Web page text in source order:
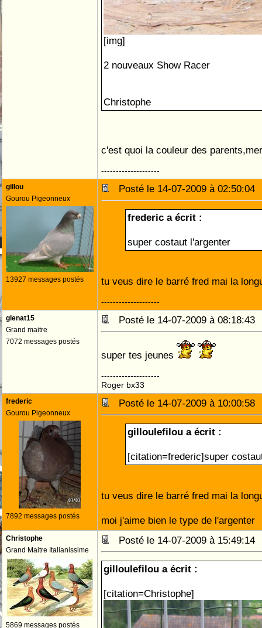
[img]
2 nouveaux Show Racer
Christophe
c'est quoi la couleur des
--------------------
gillou
Gourou Pigeonneux
13927 messages postés
Posté le 14-07-2009 à
frederic a écrit :
super costaut l'argenter
tu veus dire le barré fred mai la
--------------------
glenat15
Grand maitre
7072 messages postés
Posté le 14-07-2009 à
super tes jeunes
--------------------
Roger bx33
frederic
Gourou Pigeonneux
7892 messages postés
Posté le 14-07-2009 à
gilloulefilou a écrit :
[citation=frederic]super
tu veus dire le barré fred mai la
moi j'aime bien le type de l'argenter
Christophe
Grand Maitre Italianissime
5869 messages postés
Posté le 14-07-2009 à
gilloulefilou a écrit :
[citation=Christophe]